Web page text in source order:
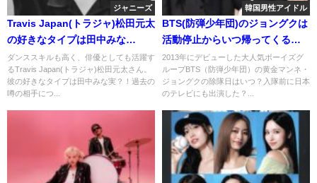
ジャニーズ
Travis Japan(トラジャ)松田元太
の好きなタイプは田中みな
実？！過去の噂の相手について
も！
ダンススキルも高く、俳優としても活躍す
るTravis Japan(トラジャ)松田元太さん。
彼の好きなタイプは田中みな実？！過去の
噂の相手につ...
韓国男性アイドル
BTS(防弾少年団)のジョングクは
活動停止からいつ帰ってくる？
いよいよ迫る除隊日に密着！
2013年にデビューした大人気ボーイズグ
ループBTS（防弾少年団）の黄金マンネ・
ジョングクの除隊日はいつ？入隊前に日本
のテレビにも出演した？...